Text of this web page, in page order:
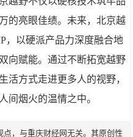
的亮眼佳绩。未来，北京越
，以硬派产品力深度融合地
向赋能。通过不断拓宽越野
活方式走进更多人的视野，
间烟火的温情之中。
点，与重庆财经网无关。其原创性